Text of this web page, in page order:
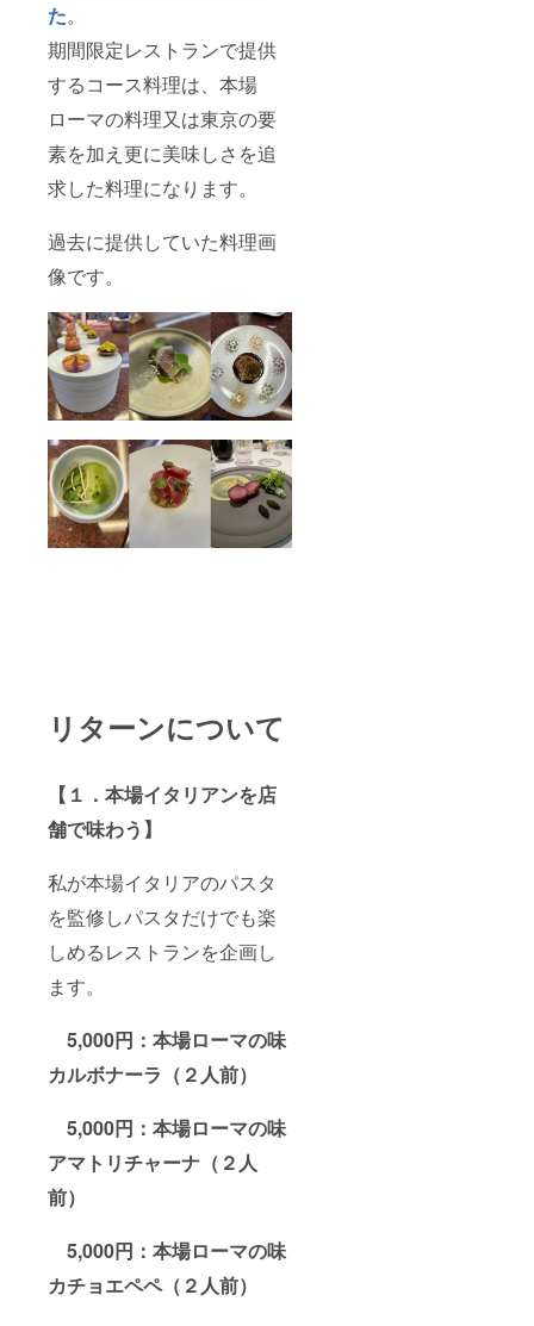
た。
期間限定レストランで提供
するコース料理は、本場
ローマの料理又は東京の要
素を加え更に美味しさを追
求した料理になります。
過去に提供していた料理画
像です。
リターンについて
【１．本場イタリアンを店
舗で味わう】
私が本場イタリアのパスタ
を監修しパスタだけでも楽
しめるレストランを企画し
ます。
5,000円：本場ローマの味
カルボナーラ（２人前）
5,000円：本場ローマの味
アマトリチャーナ（２人
前）
5,000円：本場ローマの味
カチョエペペ（２人前）